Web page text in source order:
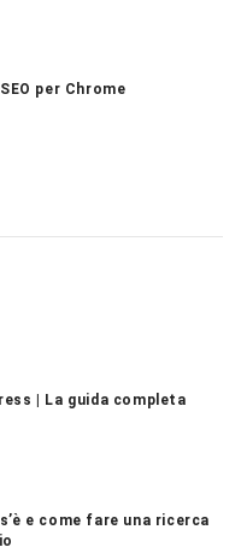
per Chrome
| La guida completa
e come fare una ricerca